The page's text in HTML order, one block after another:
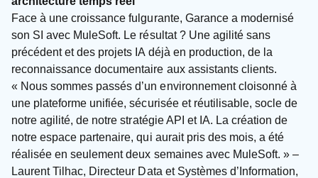
Face à une croissance fulgurante, Garance a modernisé
son SI avec MuleSoft. Le résultat ? Une agilité sans
précédent et des projets IA déjà en production, de la
reconnaissance documentaire aux assistants clients.
« Nous sommes passés d’un environnement cloisonné à
une plateforme unifiée, sécurisée et réutilisable, socle de
notre agilité, de notre stratégie API et IA. La création de
notre espace partenaire, qui aurait pris des mois, a été
réalisée en seulement deux semaines avec MuleSoft. » –
Laurent Tilhac, Directeur Data et Systèmes d’Information,